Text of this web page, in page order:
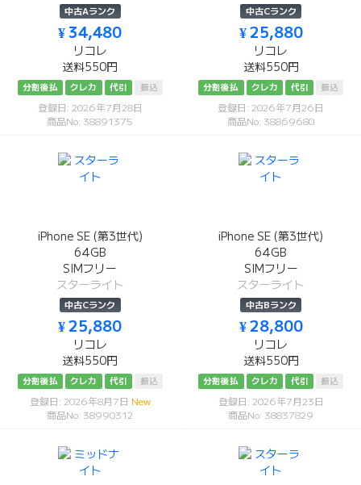
中古Aランク
¥ 34,480
リコレ
送料550円
分割後払 クレカ 代引 振込
登録日: 2026年7月28日
商品No: 38891375
中古Cランク
¥ 25,880
リコレ
送料550円
分割後払 クレカ 代引 振込
登録日: 2026年7月26日
商品No: 38869680
iPhone SE (第3世代)
64GB
SIMフリー
スターライト
中古Cランク
¥ 25,880
リコレ
送料550円
分割後払 クレカ 代引 振込
登録日: 2026年8月7日 New
商品No: 38990312
iPhone SE (第3世代)
64GB
SIMフリー
スターライト
中古Bランク
¥ 28,800
リコレ
送料550円
分割後払 クレカ 代引 振込
登録日: 2026年7月23日
商品No: 38837829